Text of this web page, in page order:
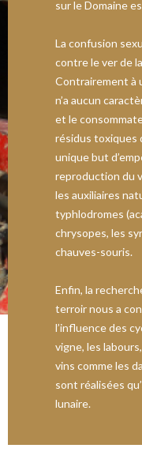
sur le Domaine
La confusion
contre le ver de
Contrairement à
n’a aucun
et le
résidus toxiques
unique but
reproduction du
les auxiliaires
typhlodromes
chrysopes, les
chauves-souris.
Enfin, la
terroir nous a
l’influence des
vigne, les
vins comme les
sont réalisées
lunaire.